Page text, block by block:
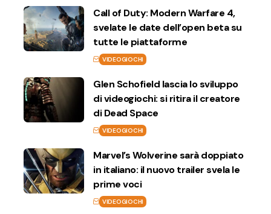
Call of Duty: Modern Warfare 4,
svelate le date dell’open beta su
tutte le piattaforme
VIDEOGIOCHI
Glen Schofield lascia lo sviluppo
di videogiochi: si ritira il creatore
di Dead Space
VIDEOGIOCHI
Marvel’s Wolverine sarà doppiato
in italiano: il nuovo trailer svela le
prime voci
VIDEOGIOCHI